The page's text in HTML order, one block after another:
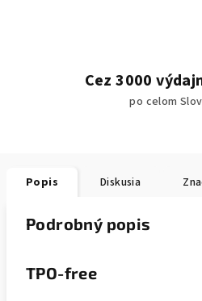
Cez 3000
po celom
Popis Diskusia
Podrobný popis
TPO-free